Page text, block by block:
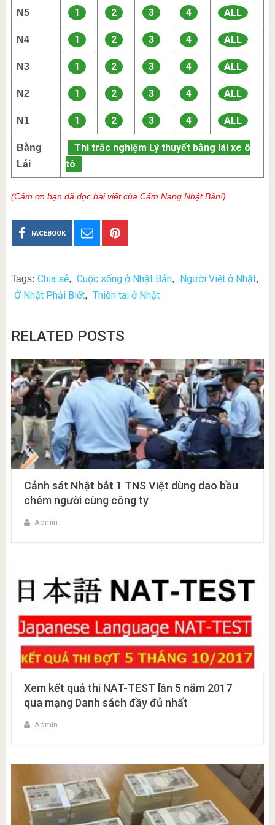
N5 1 2 3 4 ALL
N4 1 2 3 4 ALL
N3 1 2 3 4 ALL
N2 1 2 3 4 ALL
N1 1 2 3 4 ALL
Bằng
Lái
Thi trắc nghiệm Lý thuyết bằng lái xe ô
tô
(Cảm ơn bạn đã đọc bài viết của Cẩm Nang Nhật Bản!)
FACEBOOK
Tags: Chia sẻ, Cuộc sống ở Nhật Bản, Người Việt ở Nhật,
Ở Nhật Phải Biết, Thiên tai ở Nhật
RELATED POSTS
Cảnh sát Nhật bắt 1 TNS Việt dùng dao bầu
chém người cùng công ty
Admin
Xem kết quả thi NAT-TEST lần 5 năm 2017
qua mạng Danh sách đầy đủ nhất
Admin